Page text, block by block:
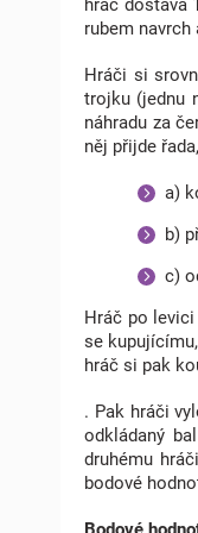
rubem
Hráči si
trojku (jednu
náhradu za
něj přijde
a)
b)
c)
Hráč po
se
hráč si pak
. Pak hráči
odkládaný
druhému
bodové